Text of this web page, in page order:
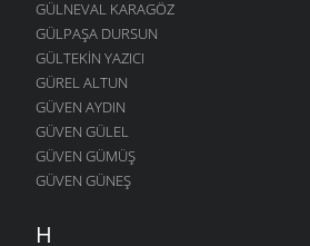
İNSAN OLALIM BEYLER
23 KASIM 2009
SEVDAN ETTI
21 KASIM 2009
DOĞAYI ÖZLERDIK
21 KASIM 2009
SÖZÜM ANLAYANA
GÜLNEVAL KARAGÖZ
GÜLPAŞA DURSUN
GÜLTEKIN YAZICI
GÜREL ALTUN
GÜVEN AYDIN
GÜVEN GÜLEL
GÜVEN GÜMÜŞ
GÜVEN GÜNEŞ
H